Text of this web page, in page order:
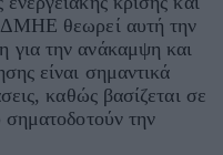
θεωρεί αυτή την
για την ανάκαμψη και
είναι σημαντικά
καθώς βασίζεται σε
σηματοδοτούν την